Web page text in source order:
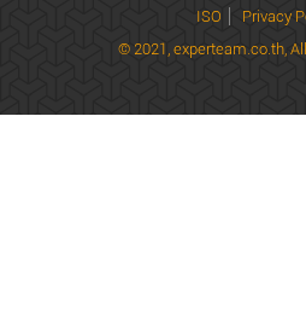
ISO
Privacy
© 2021, experteam.co.th,